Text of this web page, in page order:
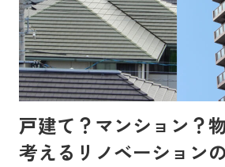
戸建て？マンション？
考えるリノベーション